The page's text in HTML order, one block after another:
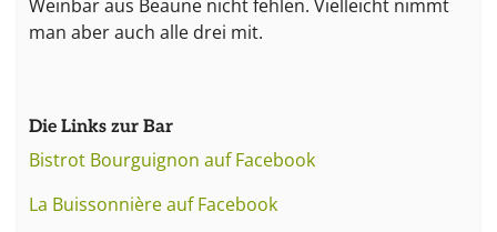
Weinbar aus Beaune nicht fehlen. Vielleicht nimmt
man aber auch alle drei mit.
Die Links zur Bar
Bistrot Bourguignon auf Facebook
La Buissonnière auf Facebook